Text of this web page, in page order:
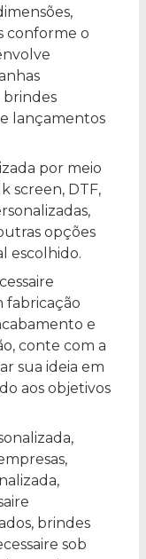
conforme o
brindes
lançamentos
por meio
screen, DTF,
opções
escolhido.
fabricação
e
conte com a
sua ideia em
aos objetivos
brindes
sob